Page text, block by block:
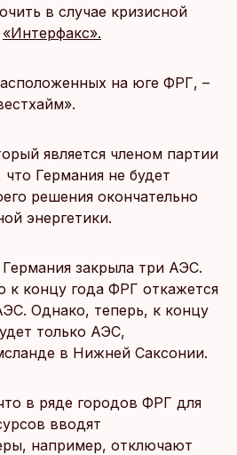
в случае кризисной
«Интерфакс».
на юге ФРГ, –
является членом партии
Германия не будет
решения окончательно
энергетики.
Германия закрыла три АЭС.
к концу года ФРГ откажется
Однако, теперь, к концу
только АЭС,
в Нижней Саксонии.
в ряде городов ФРГ для
вводят
например, отключают